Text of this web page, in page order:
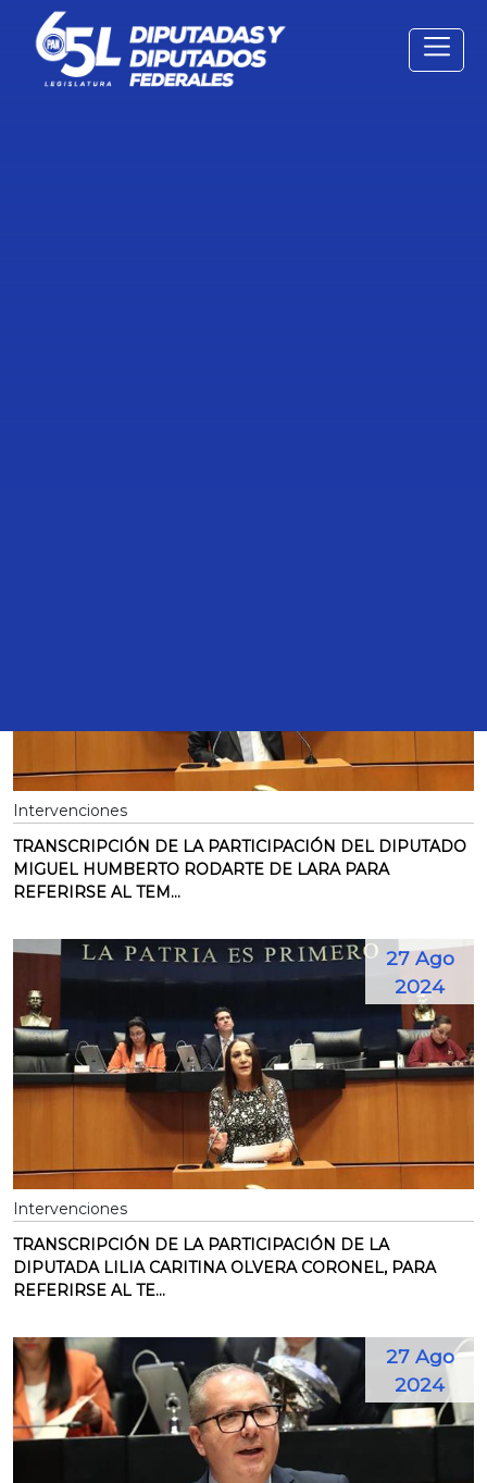
Intervenciones
TRANSCRIPCIÓN DE LA PARTICIPACIÓN DEL DIPUTADO
MIGUEL HUMBERTO RODARTE DE LARA PARA
REFERIRSE AL TEM...
27 Ago
2024
Intervenciones
TRANSCRIPCIÓN DE LA PARTICIPACIÓN DE LA
DIPUTADA LILIA CARITINA OLVERA CORONEL, PARA
REFERIRSE AL TE...
27 Ago
2024